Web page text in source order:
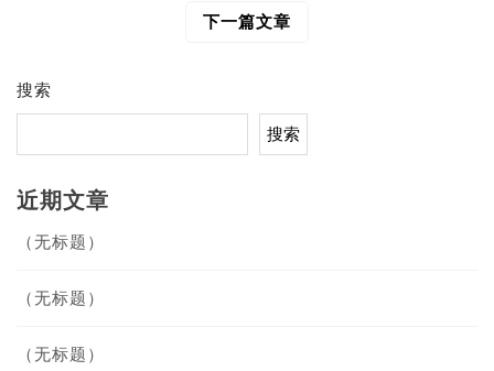
下一篇文章
搜索
搜索
近期文章
（无标题）
（无标题）
（无标题）